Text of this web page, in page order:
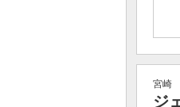
宮崎
ジ